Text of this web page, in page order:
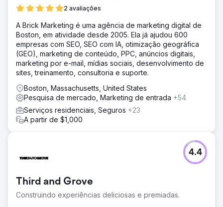
2 avaliações
A Brick Marketing é uma agência de marketing digital de
Boston, em atividade desde 2005. Ela já ajudou 600
empresas com SEO, SEO com IA, otimização geográfica
(GEO), marketing de conteúdo, PPC, anúncios digitais,
marketing por e-mail, mídias sociais, desenvolvimento de
sites, treinamento, consultoria e suporte.
Boston, Massachusetts, United States
Pesquisa de mercado, Marketing de entrada +54
Serviços residenciais, Seguros +23
A partir de $1,000
Third and Grove
Construindo experiências deliciosas e premiadas.
4.4